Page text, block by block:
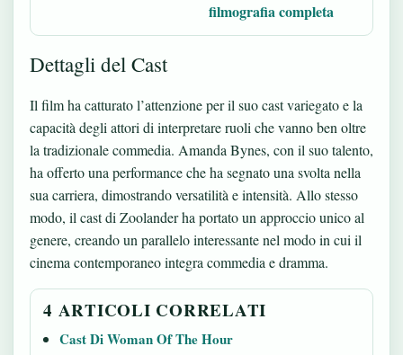
filmografia completa
Dettagli del Cast
Il film ha catturato l’attenzione per il suo cast variegato e la
capacità degli attori di interpretare ruoli che vanno ben oltre
la tradizionale commedia. Amanda Bynes, con il suo talento,
ha offerto una performance che ha segnato una svolta nella
sua carriera, dimostrando versatilità e intensità. Allo stesso
modo, il cast di Zoolanderha portato un approccio unico al
genere, creando un parallelo interessante nel modo in cui il
cinema contemporaneo integra commedia e dramma.
4 ARTICOLI CORRELATI
Cast Di Woman Of The Hour